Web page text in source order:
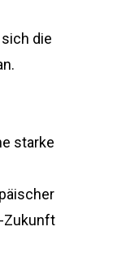
die
starke
Zukunft